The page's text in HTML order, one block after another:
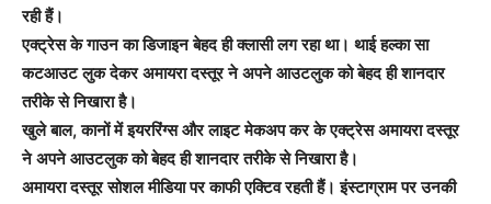
रही हैं।
एक्ट्रेस के गाउन का डिजाइन बेहद ही क्लासी लग रहा था। थाई हल्का सा
कटआउट लुक देकर अमायरा दस्तूर ने अपने आउटलुक को बेहद ही शानदार
तरीके से निखारा है।
खुले बाल, कानों में इयररिंग्स और लाइट मेकअप कर के एक्ट्रेस अमायरा दस्तूर
ने अपने आउटलुक को बेहद ही शानदार तरीके से निखारा है।
अमायरा दस्तूर सोशल मीडिया पर काफी एक्टिव रहती हैं। इंस्टाग्राम पर उनकी